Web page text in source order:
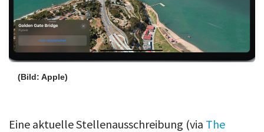
(Bild: Apple)
Eine aktuelle Stellenausschreibung (via The